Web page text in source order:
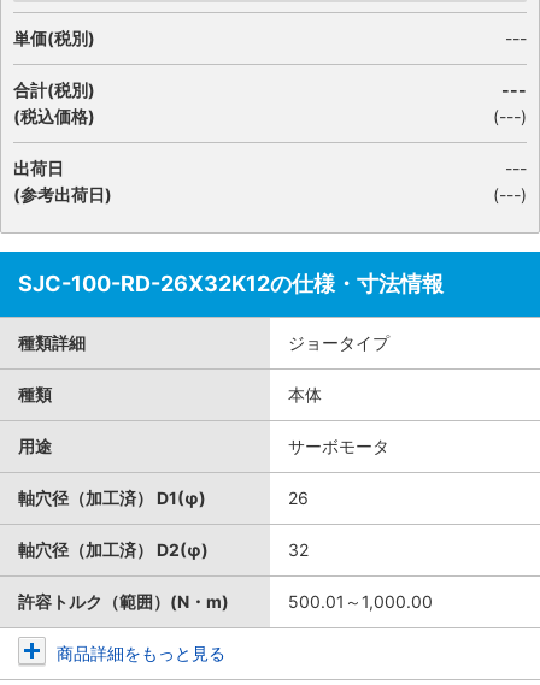
単価(税別) ---
合計(税別)
(税込価格)
---
(---)
出荷日
(参考出荷日)
---
(---)
SJC-100-RD-26X32K12の仕様・寸法情報
種類詳細 ジョータイプ
種類 本体
用途 サーボモータ
軸穴径（加工済） D1(φ) 26
軸穴径（加工済） D2(φ) 32
許容トルク（範囲）(N・m) 500.01～1,000.00
商品詳細をもっと見る